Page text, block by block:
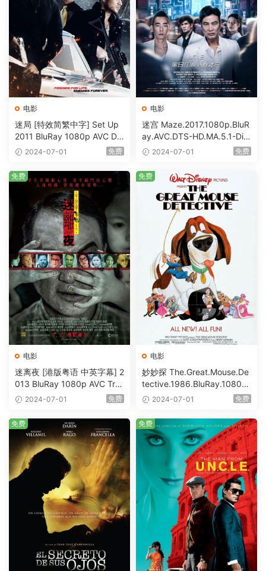
电影
迷局 [特效简繁中字] Set Up
2011 BluRay 1080p AVC DT
S-HD MA5.1-shhaclm@CHD
2024-07-01 免费
电影
迷宫 Maze.2017.1080p.BluR
ay.AVC.DTS-HD.MA.5.1-DiY
@HDHome [BDISO 19.7GB]
2024-07-01 免费
电影
迷离夜 [港版粤语 中英字幕] 2
013 BluRay 1080p AVC Tru
eHD5.1 [BDISO 22.64GB]
2024-07-01 免费
免费
电影
妙妙探 The.Great.Mouse.De
tective.1986.BluRay.1080p.
AVC.DTS-HD.MA.5.1-HDHo
2024-07-01 免费
免费
免费 免费